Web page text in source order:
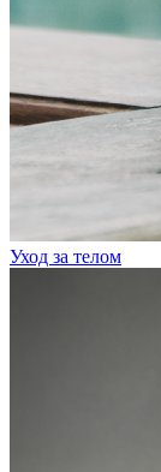
Уход за телом